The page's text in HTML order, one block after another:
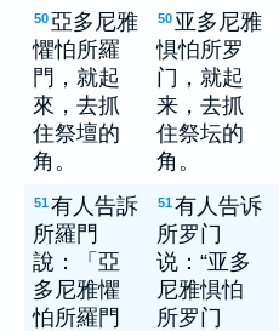
50 亞多尼雅
懼怕所羅
門，就起
來，去抓
住祭壇的
角。
50 亚多尼雅
惧怕所罗
门，就起
来，去抓
住祭坛的
角。
51有人告訴
所羅門
說：「亞
多尼雅懼
怕所羅門
51有人告诉
所罗门
说：“亚多
尼雅惧怕
所罗门